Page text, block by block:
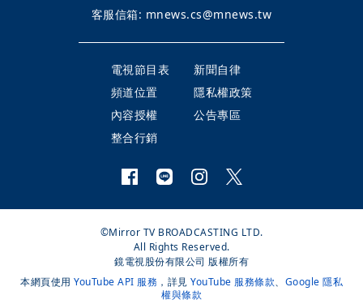
客服信箱: mnews.cs@mnews.tw
電視節目表
新聞自律
頻道位置
隱私權政策
內容授權
公告專區
整合行銷
©Mirror TV BROADCASTING LTD.
All Rights Reserved.
鏡電視股份有限公司 版權所有
本網頁使用 YouTube API 服務 ，詳見 YouTube 服務條款、 Google 隱私
權與條款